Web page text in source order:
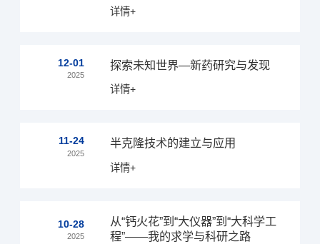
详情+
12-01
2025
探索未知世界—新药研究与发现
详情+
11-24
2025
半克隆技术的建立与应用
详情+
10-28
2025
从“钙火花”到“大仪器”到“大科学工
程”——我的求学与科研之路